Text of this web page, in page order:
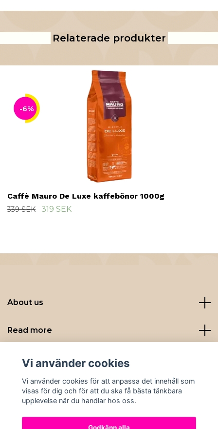
Relaterade produkter
-6%
Caffè Mauro De Luxe kaffebönor 1000g
339 SEK 319 SEK
About us
Read more
Sociala medier
Vi använder cookies
Vi använder cookies för att anpassa det innehåll som
visas för dig och för att du ska få bästa tänkbara
upplevelse när du handlar hos oss.
Godkänn alla